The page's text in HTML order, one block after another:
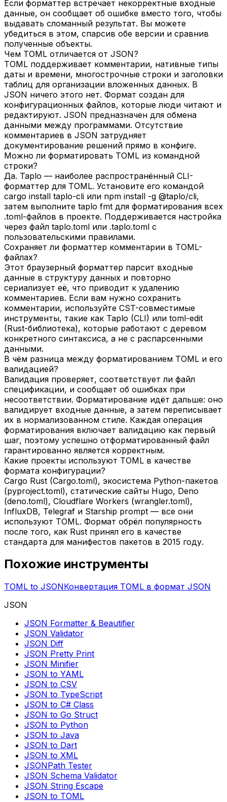
Если форматтер встречает некорректные входные
данные, он сообщает об ошибке вместо того, чтобы
выдавать сломанный результат. Вы можете
убедиться в этом, спарсив обе версии и сравнив
полученные объекты.
Чем TOML отличается от JSON?
TOML поддерживает комментарии, нативные типы
даты и времени, многострочные строки и заголовки
таблиц для организации вложенных данных. В
JSON ничего этого нет. Формат создан для
конфигурационных файлов, которые люди читают и
редактируют. JSON предназначен для обмена
данными между программами. Отсутствие
комментариев в JSON затрудняет
документирование решений прямо в конфиге.
Можно ли форматировать TOML из командной
строки?
Да. Taplo — наиболее распространённый CLI-
форматтер для TOML. Установите его командой
cargo install taplo-cli или npm install -g @taplo/cli,
затем выполните taplo fmt для форматирования всех
.toml-файлов в проекте. Поддерживается настройка
через файл taplo.toml или .taplo.toml с
пользовательскими правилами.
Сохраняет ли форматтер комментарии в TOML-
файлах?
Этот браузерный форматтер парсит входные
данные в структуру данных и повторно
сериализует её, что приводит к удалению
комментариев. Если вам нужно сохранить
комментарии, используйте CST-совместимые
инструменты, такие как Taplo (CLI) или toml-edit
(Rust-библиотека), которые работают с деревом
конкретного синтаксиса, а не с распарсенными
данными.
В чём разница между форматированием TOML и его
валидацией?
Валидация проверяет, соответствует ли файл
спецификации, и сообщает об ошибках при
несоответствии. Форматирование идёт дальше: оно
валидирует входные данные, а затем переписывает
их в нормализованном стиле. Каждая операция
форматирования включает валидацию как первый
шаг, поэтому успешно отформатированный файл
гарантированно является корректным.
Какие проекты используют TOML в качестве
формата конфигурации?
Cargo Rust (Cargo.toml), экосистема Python-пакетов
(pyproject.toml), статические сайты Hugo, Deno
(deno.toml), Cloudflare Workers (wrangler.toml),
InfluxDB, Telegraf и Starship prompt — все они
используют TOML. Формат обрёл популярность
после того, как Rust принял его в качестве
стандарта для манифестов пакетов в 2015 году.
Похожие инструменты
TOML to JSONКонвертация TOML в формат JSON
JSON
JSON Formatter & Beautifier
JSON Validator
JSON Diff
JSON Pretty Print
JSON Minifier
JSON to YAML
JSON to CSV
JSON to TypeScript
JSON to C# Class
JSON to Go Struct
JSON to Python
JSON to Java
JSON to Dart
JSON to XML
JSONPath Tester
JSON Schema Validator
JSON String Escape
JSON to TOML